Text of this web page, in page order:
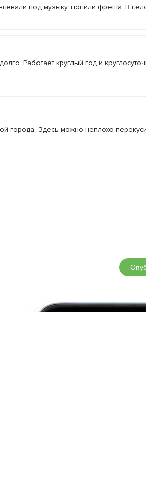
под музыку, попили фреша. В
Работает круглый год и
Здесь можно неплохо